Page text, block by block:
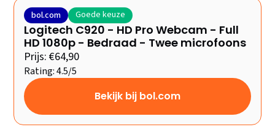
bol.com Goede keuze
Logitech C920 - HD Pro Webcam - Full
HD 1080p - Bedraad - Twee microfoons
Prijs: €64,90
Rating: 4.5/5
Bekijk bij bol.com